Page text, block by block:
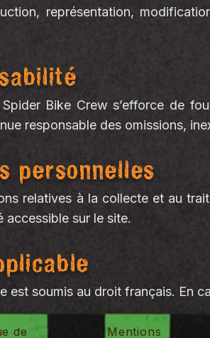
représentation,
Spider Bike Crew s’efforce de
responsable des omissions,
personnelles
relatives à la collecte et au
accessible sur le site.
est soumis au droit français. En
de Mentions